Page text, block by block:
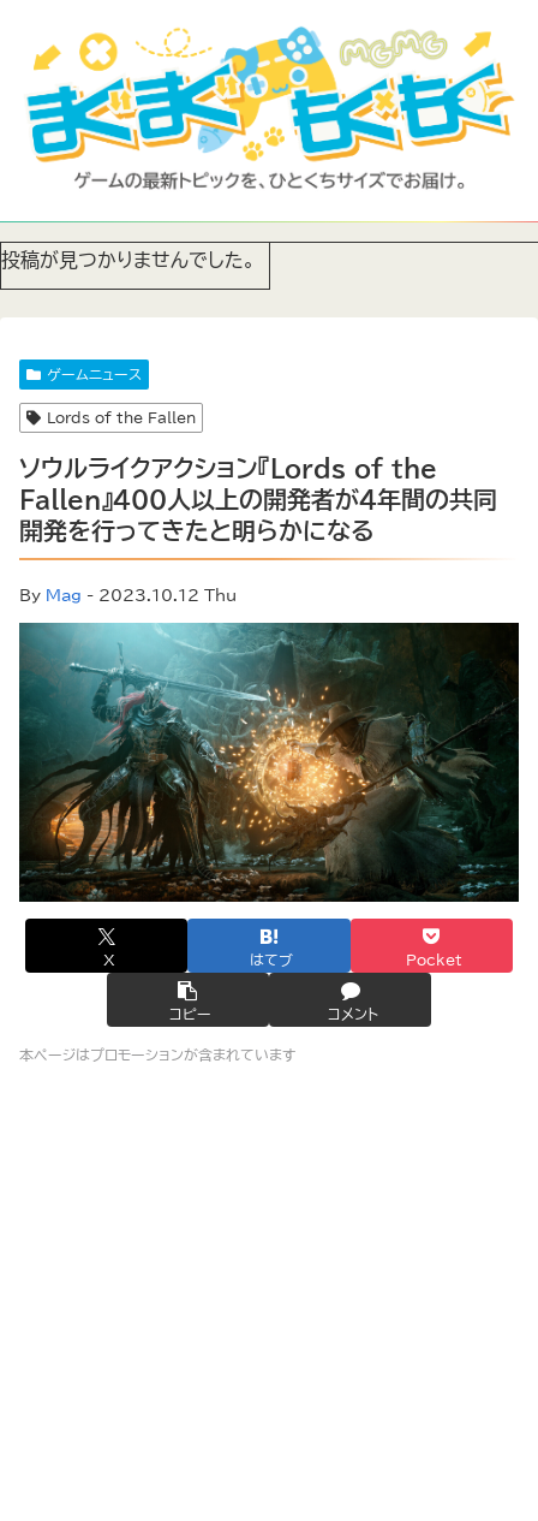
投稿が見つかりませんでした。
ゲームニュース
Lords of the Fallen
ソウルライクアクション『Lords of the
Fallen』400人以上の開発者が4年間の共同
開発を行ってきたと明らかになる
By Mag - 2023.10.12 Thu
X はてブ Pocket
コピー コメント
本ページはプロモーションが含まれています